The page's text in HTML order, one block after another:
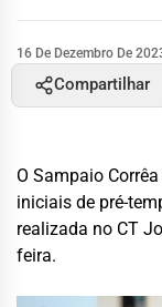
16 De Dezembro De
Compartilhar
O Sampaio
iniciais de pré-
realizada no CT
feira.